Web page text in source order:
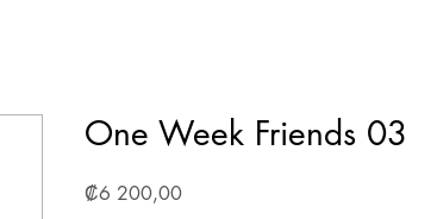
One Week Friends 03
₡6 200,00Precio